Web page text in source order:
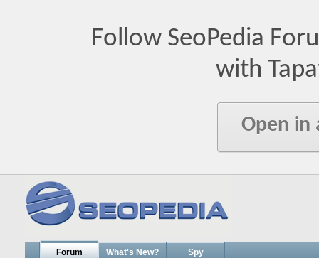
Follow SeoPedia
with
Open in
Forum What's New? Spy